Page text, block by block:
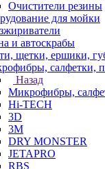
Очистители резины
для мойки
и автоскрабы
щетки, ершики,
салфетки,
Назад
Микрофибры,
Hi-TECH
3D
3М
DRY MONSTER
JETAPRO
RBS